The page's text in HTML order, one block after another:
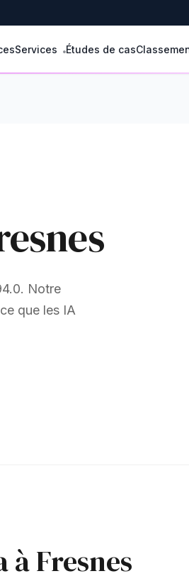
Services Études de cas
Notre
que les IA
Fresnes